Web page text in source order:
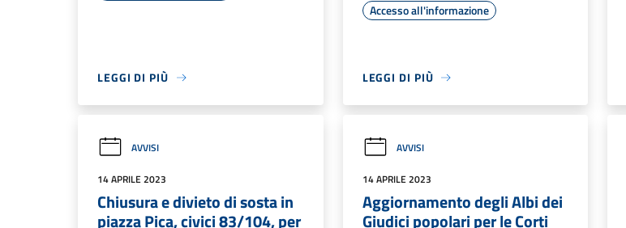
LEGGI DI PIÙ
Accesso all'informazione
LEGGI DI PIÙ
AVVISI
14 APRILE 2023
Chiusura e divieto di sosta in
piazza Pica, civici 83/104, per
AVVISI
14 APRILE 2023
Aggiornamento degli Albi dei
Giudici popolari per le Corti